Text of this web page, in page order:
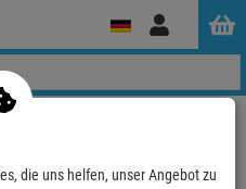
Anmelden
die uns helfen, unser Angebot zu